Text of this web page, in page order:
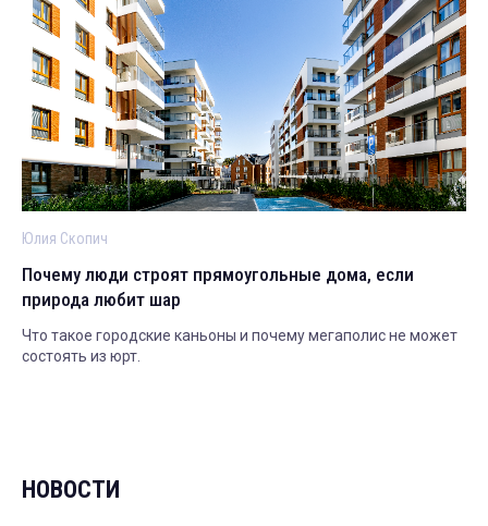
Юлия Скопич
Почему люди строят прямоугольные дома, если
природа любит шар
Что такое городские каньоны и почему мегаполис не может
состоять из юрт.
НОВОСТИ